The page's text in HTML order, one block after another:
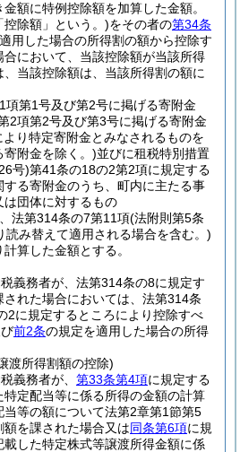
額に特例控除額を加算した金額。
控除額」という。)をその者の第34条
用した場合の所得割の額から控除す
合において、当該控除額が当該所得
当該控除額は、当該所得割の額に
項第1号及び第2号に掲げる寄附金
2項第2号及び第3号に掲げる寄附金
り特定寄附金とみなされるものを
寄附金を除く。)並びに租税特別措置
号)第41条の18の2第2項に規定する
る寄附金のうち、町内に主たる事
団体に対するもの
法第314条の7第11項(法附則第5条
読み替えて適用される場合を含む。)
算した金額とする。
義務者が、法第314条の8に規定す
れた場合においては、法第314条
2に規定するところにより控除すべ
前2条の規定を適用した場合の所得
渡所得割額の控除)
義務者が、 第33条第4項に規定する
定配当等に係る所得の金額の計算
等の額について法第2章第1節第5
を課された場合又は同条第6項に規
した特定株式等譲渡所得金額に係